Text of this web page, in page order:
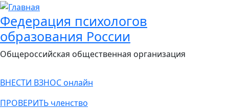
Федерация психологов
образования России
Общероссийская общественная организация
ВНЕСТИ ВЗНОС онлайн
ПРОВЕРИТЬ членство